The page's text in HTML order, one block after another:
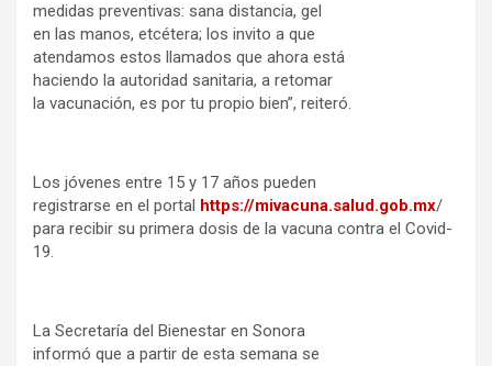
medidas preventivas: sana distancia, gel
en las manos, etcétera; los invito a que
atendamos estos llamados que ahora está
haciendo la autoridad sanitaria, a retomar
la vacunación, es por tu propio bien”, reiteró.
Los jóvenes entre 15 y 17 años pueden
registrarse en el portal https://mivacuna.salud.gob.mx/
para recibir su primera dosis de la vacuna contra el Covid-
19.
La Secretaría del Bienestar en Sonora
informó que a partir de esta semana se